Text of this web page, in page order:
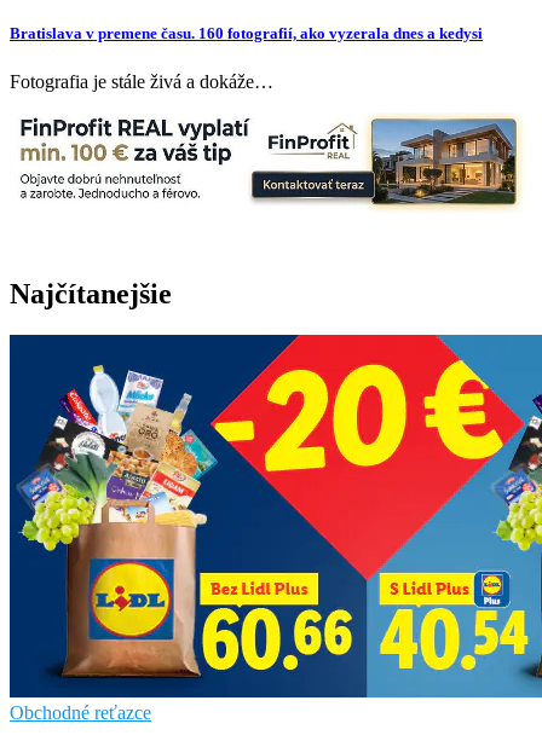
Bratislava v premene času. 160 fotografií, ako vyzerala dnes a kedysi
Fotografia je stále živá a dokáže…
Najčítanejšie
Obchodné reťazce